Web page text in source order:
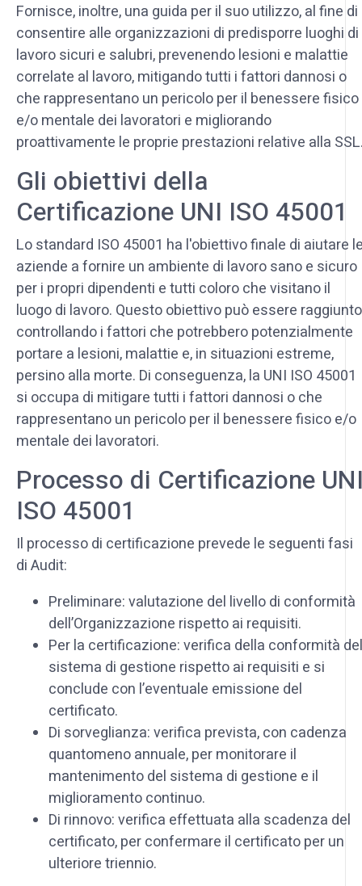
Fornisce, inoltre, una guida per il suo utilizzo, al fine di
consentire alle organizzazioni di predisporre luoghi di
lavoro sicuri e salubri, prevenendo lesioni e malattie
correlate al lavoro, mitigando tutti i fattori dannosi o
che rappresentano un pericolo per il benessere fisico
e/o mentale dei lavoratori e migliorando
proattivamente le proprie prestazioni relative alla
Gli obiettivi della
Certificazione UNI ISO 45001
Lo standard ISO 45001 ha l'obiettivo finale di aiutare
aziende a fornire un ambiente di lavoro sano e sicuro
per i propri dipendenti e tutti coloro che visitano il
luogo di lavoro. Questo obiettivo può essere raggiunto
controllando i fattori che potrebbero potenzialmente
portare a lesioni, malattie e, in situazioni estreme,
persino alla morte. Di conseguenza, la UNI ISO 45001
si occupa di mitigare tutti i fattori dannosi o che
rappresentano un pericolo per il benessere fisico e/o
mentale dei lavoratori.
Processo di Certificazione
ISO 45001
Il processo di certificazione prevede le seguenti fasi
di Audit:
Preliminare: valutazione del livello di conformità
dell’Organizzazione rispetto ai requisiti.
Per la certificazione: verifica della conformità del
sistema di gestione rispetto ai requisiti e si
conclude con l’eventuale emissione del
certificato.
Di sorveglianza: verifica prevista, con cadenza
quantomeno annuale, per monitorare il
mantenimento del sistema di gestione e il
miglioramento continuo.
Di rinnovo: verifica effettuata alla scadenza del
certificato, per confermare il certificato per un
ulteriore triennio.